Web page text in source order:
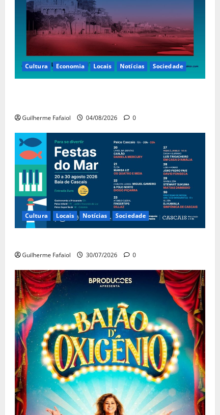
Cultura Economia Locais Notícias Sociedade
Guilherme Fafaiol 04/08/2026 0
Cultura Locais Notícias Sociedade
Guilherme Fafaiol 30/07/2026 0